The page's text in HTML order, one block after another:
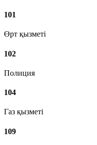
101
Өрт қызметі
102
Полиция
104
Газ қызметі
109